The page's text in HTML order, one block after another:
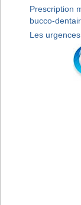
Prescription
bucco-
Les